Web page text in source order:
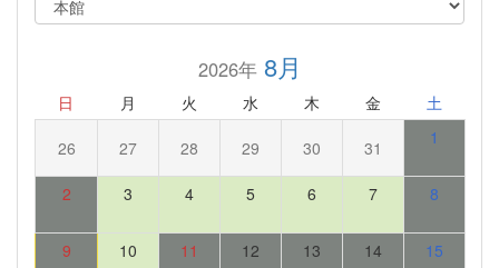
2026年8月
日 月 火 水 木 金 土
26 27 28 29 30 31 1
2 3 4 5 6 7 8
9 10 11 12 13 14 15